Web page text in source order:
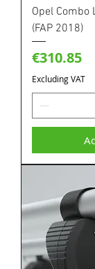
Opel Combo
(FAP 2018)
Price
€310.85
Excluding VAT